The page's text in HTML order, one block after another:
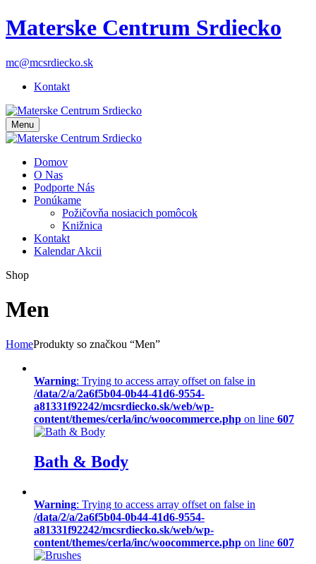
Materske Centrum Srdiecko
mc@mcsrdiecko.sk
Kontakt
Menu
Domov
O Nas
Podporte Nás
Ponúkame
Požičovňa nosiacich pomôcok
Knižnica
Kontakt
Kalendar Akcii
Shop
Men
HomeProdukty so značkou “Men”
Warning: Trying to access array offset on false in
/data/2/a/2a6f5b04-0b44-41d6-9554-
a81331f92242/mcsrdiecko.sk/web/wp-
content/themes/cerla/inc/woocommerce.php on line 607
Bath & Body
Warning: Trying to access array offset on false in
/data/2/a/2a6f5b04-0b44-41d6-9554-
a81331f92242/mcsrdiecko.sk/web/wp-
content/themes/cerla/inc/woocommerce.php on line 607